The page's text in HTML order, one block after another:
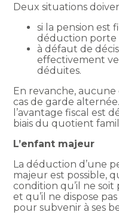
Deux situations
si la pension est
déduction porte
à défaut de
effectivement
déduites.
En revanche, aucune
cas de garde
l’avantage fiscal est
biais du quotient
L’enfant majeur
La déduction d’une
majeur est possible,
condition qu’il ne soit
et qu’il ne dispose
pour subvenir à ses